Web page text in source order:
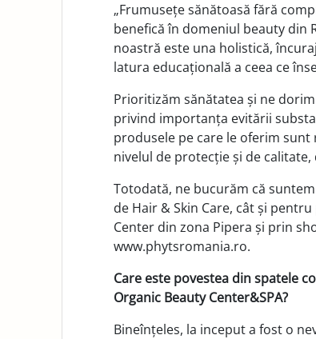
„Frumusețe sănătoasă fără
benefică în domeniul beauty din
noastră este una holistică,
latura educațională a ceea ce
Prioritizăm sănătatea și ne
privind importanța evitării
produsele pe care le oferim
nivelul de protecție și de
Totodată, ne bucurăm că
de Hair & Skin Care, cât și
Center din zona Pipera și prin
www.phytsromania.ro.
Care este povestea din spatele
Organic Beauty Center&SPA?
Bineînțeles, la inceput a fost o